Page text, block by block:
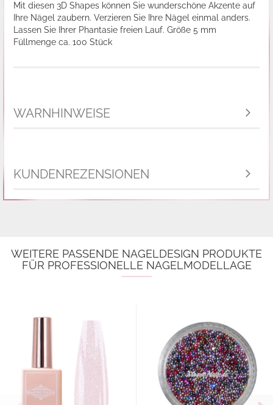
Mit diesen 3D Shapes können Sie wunderschöne Akzente auf
Ihre Nägel zaubern. Verzieren Sie Ihre Nägel einmal anders.
Lassen Sie Ihrer Phantasie freien Lauf. Größe 5 mm
Füllmenge ca. 100 Stück
WARNHINWEISE
KUNDENREZENSIONEN
WEITERE PASSENDE NAGELDESIGN PRODUKTE
FÜR PROFESSIONELLE NAGELMODELLAGE